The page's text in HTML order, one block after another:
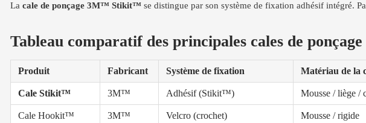
La cale de ponçage 3M™ Stikit™ se distingue par son système de fixation adhésif intégré.
Tableau comparatif des principales cales de ponçage
Produit Fabricant Système de fixation Matériau de la
Cale Stikit™ 3M™ Adhésif (Stikit™) Mousse / liège /
Cale Hookit™ 3M™ Velcro (crochet) Mousse / rigide